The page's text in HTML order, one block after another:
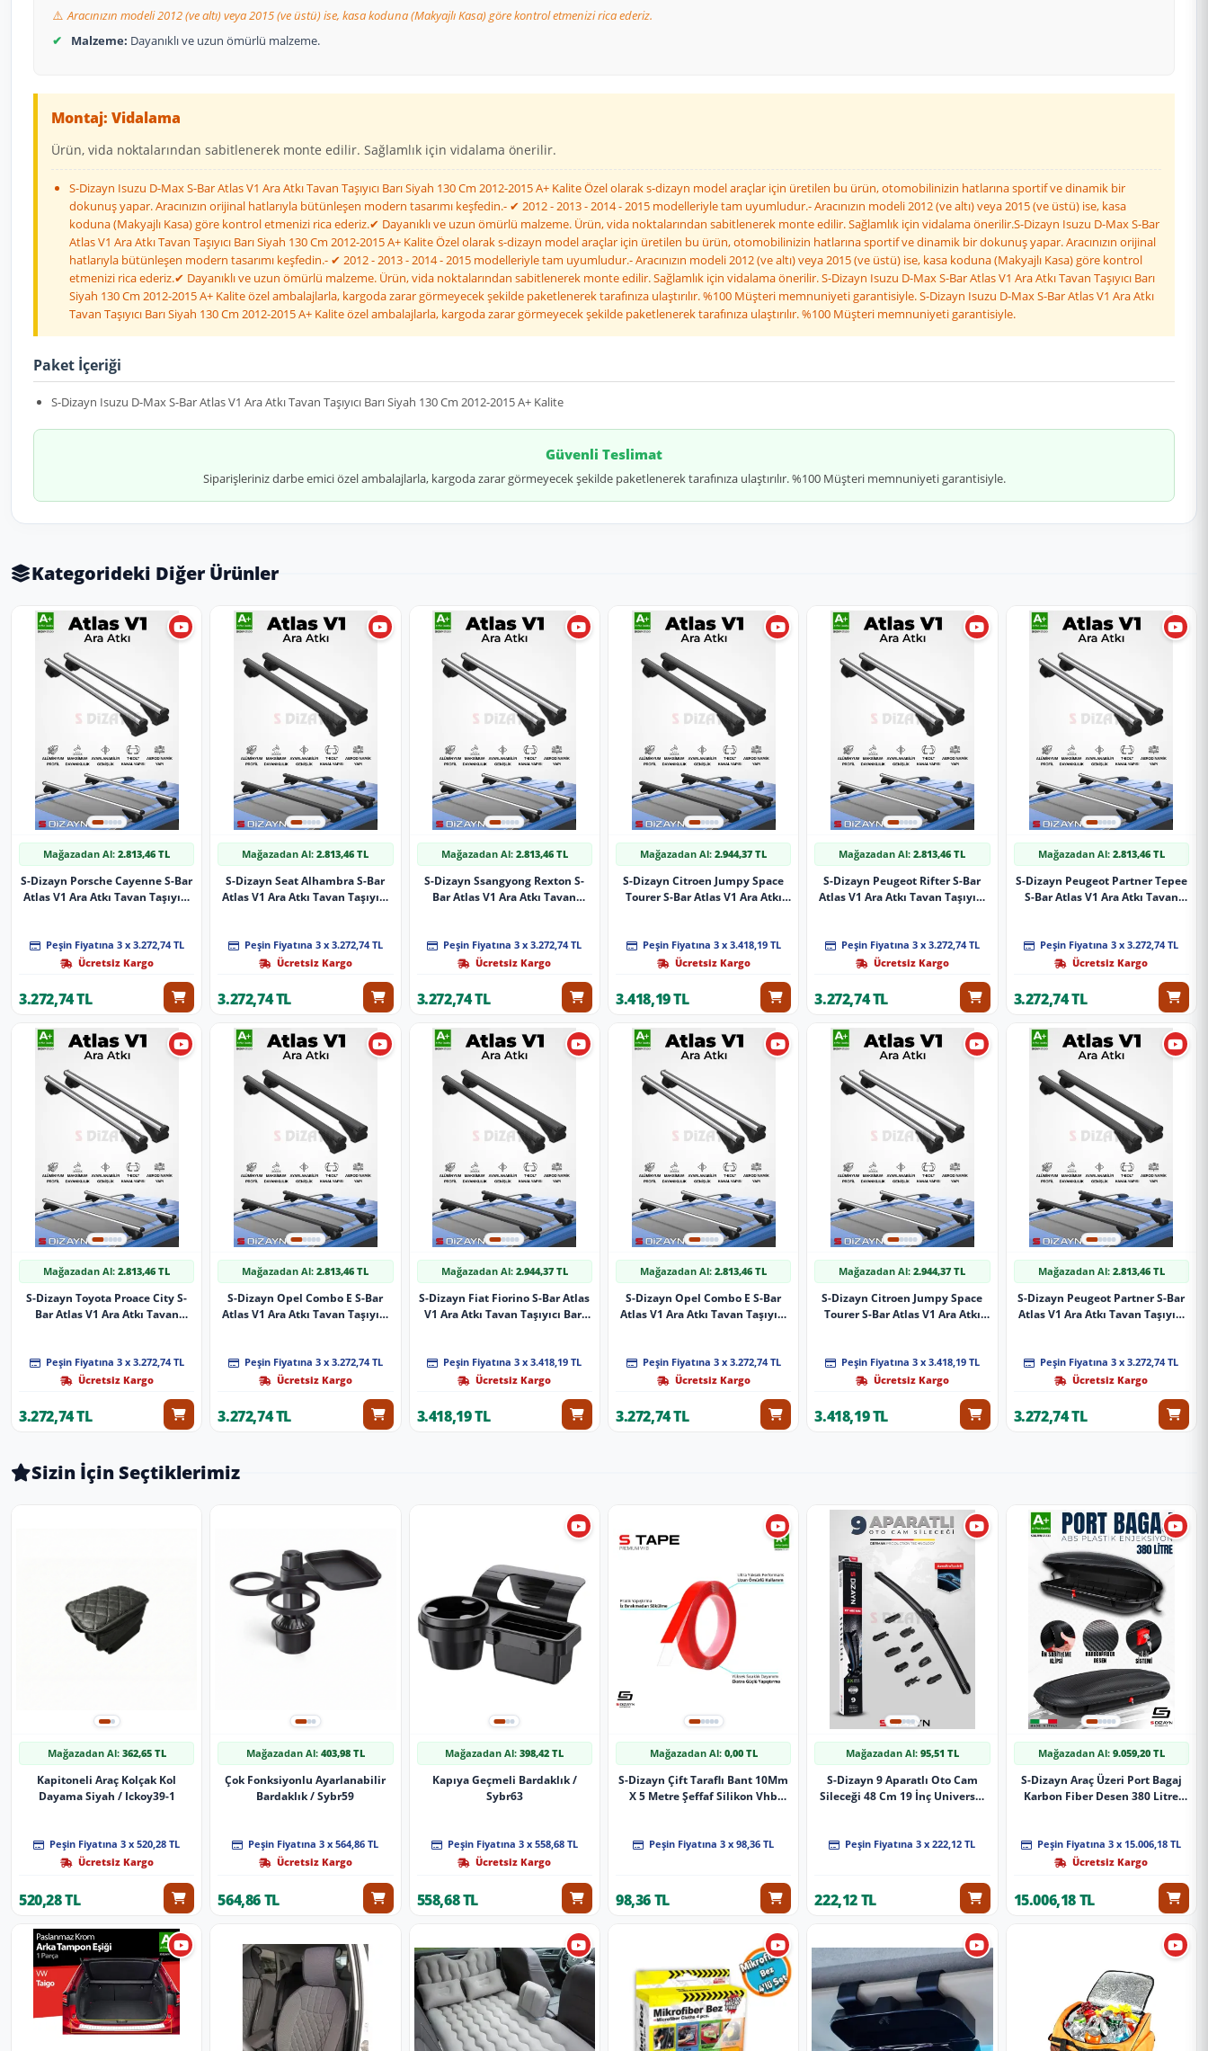
⚠️ Aracınızın modeli 2012 (ve altı) veya 2015 (ve üstü) ise, kasa koduna (Makyajlı Kasa) göre kontrol etmenizi rica ederiz.
✔
Malzeme: Dayanıklı ve uzun ömürlü malzeme.
Montaj: Vidalama
Ürün, vida noktalarından sabitlenerek monte edilir. Sağlamlık için vidalama önerilir.
S-Dizayn Isuzu D-Max S-Bar Atlas V1 Ara Atkı Tavan Taşıyıcı Barı Siyah 130 Cm 2012-2015 A+ Kalite Özel olarak s-dizayn model araçlar için üretilen bu ürün, otomobilinizin hatlarına sportif ve dinamik bir
dokunuş yapar. Aracınızın orijinal hatlarıyla bütünleşen modern tasarımı keşfedin.- ✔ 2012 - 2013 - 2014 - 2015 modelleriyle tam uyumludur.- Aracınızın modeli 2012 (ve altı) veya 2015 (ve üstü) ise, kasa
koduna (Makyajlı Kasa) göre kontrol etmenizi rica ederiz.✔ Dayanıklı ve uzun ömürlü malzeme. Ürün, vida noktalarından sabitlenerek monte edilir. Sağlamlık için vidalama önerilir.S-Dizayn Isuzu D-Max S-Bar
Atlas V1 Ara Atkı Tavan Taşıyıcı Barı Siyah 130 Cm 2012-2015 A+ Kalite Özel olarak s-dizayn model araçlar için üretilen bu ürün, otomobilinizin hatlarına sportif ve dinamik bir dokunuş yapar. Aracınızın orijinal
hatlarıyla bütünleşen modern tasarımı keşfedin.- ✔ 2012 - 2013 - 2014 - 2015 modelleriyle tam uyumludur.- Aracınızın modeli 2012 (ve altı) veya 2015 (ve üstü) ise, kasa koduna (Makyajlı Kasa) göre kontrol
etmenizi rica ederiz.✔ Dayanıklı ve uzun ömürlü malzeme. Ürün, vida noktalarından sabitlenerek monte edilir. Sağlamlık için vidalama önerilir. S-Dizayn Isuzu D-Max S-Bar Atlas V1 Ara Atkı Tavan Taşıyıcı Barı
Siyah 130 Cm 2012-2015 A+ Kalite özel ambalajlarla, kargoda zarar görmeyecek şekilde paketlenerek tarafınıza ulaştırılır. %100 Müşteri memnuniyeti garantisiyle. S-Dizayn Isuzu D-Max S-Bar Atlas V1 Ara Atkı
Tavan Taşıyıcı Barı Siyah 130 Cm 2012-2015 A+ Kalite özel ambalajlarla, kargoda zarar görmeyecek şekilde paketlenerek tarafınıza ulaştırılır. %100 Müşteri memnuniyeti garantisiyle.
Paket İçeriği
S-Dizayn Isuzu D-Max S-Bar Atlas V1 Ara Atkı Tavan Taşıyıcı Barı Siyah 130 Cm 2012-2015 A+ Kalite
Güvenli Teslimat
Siparişleriniz darbe emici özel ambalajlarla, kargoda zarar görmeyecek şekilde paketlenerek tarafınıza ulaştırılır. %100 Müşteri memnuniyeti garantisiyle.
Kategorideki Diğer Ürünler
Mağazadan Al:2.813,46 TL
S-Dizayn Porsche Cayenne S-Bar
Atlas V1 Ara Atkı Tavan Taşıyıcı
Peşin Fiyatına 3 x 3.272,74 TL
Ücretsiz Kargo
3.272,74 TL
Mağazadan Al:2.813,46 TL
S-Dizayn Seat Alhambra S-Bar
Atlas V1 Ara Atkı Tavan Taşıyıcı
Peşin Fiyatına 3 x 3.272,74 TL
Ücretsiz Kargo
3.272,74 TL
Mağazadan Al: 2.813,46 TL
S-Dizayn Ssangyong Rexton S-
Bar Atlas V1 Ara Atkı Tavan
Peşin Fiyatına 3 x 3.272,74 TL
Ücretsiz Kargo
3.272,74 TL
Mağazadan Al:2.944,37 TL
S-Dizayn Citroen Jumpy Space
Tourer S-Bar Atlas V1 Ara Atkı
Peşin Fiyatına 3 x 3.418,19 TL
Ücretsiz Kargo
3.418,19 TL
Mağazadan Al:2.813,46 TL
S-Dizayn Peugeot Rifter S-Bar
Atlas V1 Ara Atkı Tavan Taşıyıcı
Peşin Fiyatına 3 x 3.272,74 TL
Ücretsiz Kargo
3.272,74 TL
Mağazadan Al: 2.813,46 TL
S-Dizayn Peugeot Partner Tepee
S-Bar Atlas V1 Ara Atkı Tavan
Peşin Fiyatına 3 x 3.272,74 TL
Ücretsiz Kargo
3.272,74 TL
Mağazadan Al:2.813,46 TL
S-Dizayn Toyota Proace City S-
Bar Atlas V1 Ara Atkı Tavan
Peşin Fiyatına 3 x 3.272,74 TL
Ücretsiz Kargo
3.272,74 TL
Mağazadan Al:2.813,46 TL
S-Dizayn Opel Combo E S-Bar
Atlas V1 Ara Atkı Tavan Taşıyıcı
Peşin Fiyatına 3 x 3.272,74 TL
Ücretsiz Kargo
3.272,74 TL
Mağazadan Al: 2.944,37 TL
S-Dizayn Fiat Fiorino S-Bar Atlas
V1 Ara Atkı Tavan Taşıyıcı Barı
Peşin Fiyatına 3 x 3.418,19 TL
Ücretsiz Kargo
3.418,19 TL
Mağazadan Al:2.813,46 TL
S-Dizayn Opel Combo E S-Bar
Atlas V1 Ara Atkı Tavan Taşıyıcı
Peşin Fiyatına 3 x 3.272,74 TL
Ücretsiz Kargo
3.272,74 TL
Mağazadan Al:2.944,37 TL
S-Dizayn Citroen Jumpy Space
Tourer S-Bar Atlas V1 Ara Atkı
Peşin Fiyatına 3 x 3.418,19 TL
Ücretsiz Kargo
3.418,19 TL
Mağazadan Al: 2.813,46 TL
S-Dizayn Peugeot Partner S-Bar
Atlas V1 Ara Atkı Tavan Taşıyıcı
Peşin Fiyatına 3 x 3.272,74 TL
Ücretsiz Kargo
3.272,74 TL
Sizin İçin Seçtiklerimiz
Mağazadan Al: 362,65 TL
Kapitoneli Araç Kolçak Kol
Dayama Siyah / Ickoy39-1
Peşin Fiyatına 3 x 520,28 TL
Ücretsiz Kargo
520,28 TL
Mağazadan Al: 403,98 TL
Çok Fonksiyonlu Ayarlanabilir
Bardaklık / Sybr59
Peşin Fiyatına 3 x 564,86 TL
Ücretsiz Kargo
564,86 TL
Mağazadan Al:398,42 TL
Kapıya Geçmeli Bardaklık /
Sybr63
Peşin Fiyatına 3 x 558,68 TL
Ücretsiz Kargo
558,68 TL
Mağazadan Al: 0,00 TL
S-Dizayn Çift Taraflı Bant 10Mm
X 5 Metre Şeffaf Silikon Vhb
Peşin Fiyatına 3 x 98,36 TL
98,36 TL
Mağazadan Al: 95,51 TL
S-Dizayn 9 Aparatlı Oto Cam
Sileceği 48 Cm 19 İnç Universal
Peşin Fiyatına 3 x 222,12 TL
222,12 TL
Mağazadan Al: 9.059,20 TL
S-Dizayn Araç Üzeri Port Bagaj
Karbon Fiber Desen 380 Litre
Peşin Fiyatına 3 x 15.006,18 TL
Ücretsiz Kargo
15.006,18 TL